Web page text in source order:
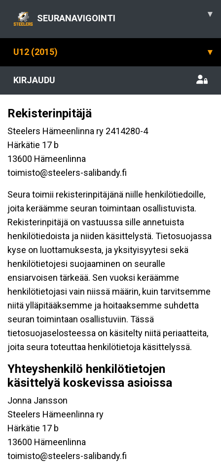
SEURANAVIGOINTI ▾
U12 (2015) ▾
KIRJAUDU
Rekisterinpitäjä
Steelers Hämeenlinna ry 2414280-4
Härkätie 17 b
13600 Hämeenlinna
toimisto@steelers-salibandy.fi
Seura toimii rekisterinpitäjänä niille henkilötiedoille,
joita keräämme seuran toimintaan osallistuvista.
Rekisterinpitäjä on vastuussa sille annetuista
henkilötiedoista ja niiden käsittelystä. Tietosuojassa
kyse on luottamuksesta, ja yksityisyytesi sekä
henkilötietojesi suojaaminen on seuralle
ensiarvoisen tärkeää. Sen vuoksi keräämme
henkilötietojasi vain niissä määrin, kuin tarvitsemme
niitä ylläpitääksemme ja hoitaaksemme suhdetta
seuran toimintaan osallistuviin. Tässä
tietosuojaselosteessa on käsitelty niitä periaatteita,
joita seura toteuttaa henkilötietoja käsittelyssä.
Yhteyshenkilö henkilötietojen
käsittelyä koskevissa asioissa
Jonna Jansson
Steelers Hämeenlinna ry
Härkätie 17 b
13600 Hämeenlinna
toimisto@steelers-salibandy.fi